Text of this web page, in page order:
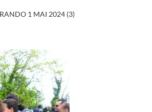
RANDO 1 MAI 2024 (3)